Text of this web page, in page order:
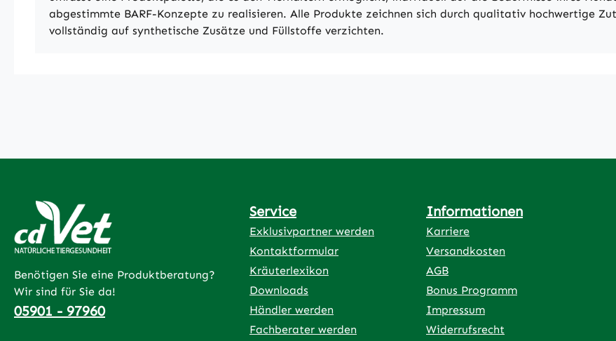
abgestimmte BARF-Konzepte zu realisieren. Alle Produkte zeichnen sich durch qualitativ hochwertige
vollständig auf synthetische Zusätze und Füllstoffe verzichten.
Benötigen Sie eine Produktberatung?
Wir sind für Sie da!
05901 - 97960
Service
Exklusivpartner werden
Kontaktformular
Kräuterlexikon
Downloads
Händler werden
Fachberater werden
Informationen
Karriere
Versandkosten
AGB
Bonus Programm
Impressum
Widerrufsrecht